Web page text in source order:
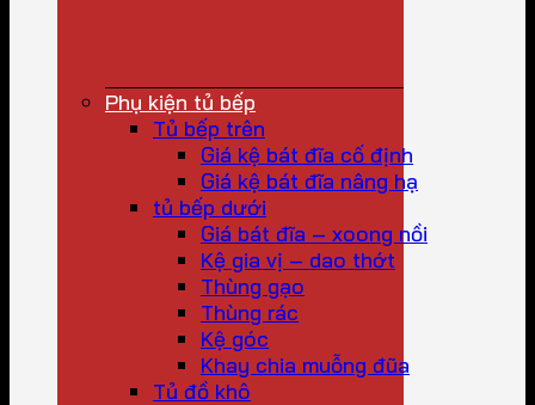
Phụ kiện tủ bếp
Tủ bếp trên
Giá kệ bát đĩa cố định
Giá kệ bát đĩa nâng hạ
tủ bếp dưới
Giá bát đĩa – xoong nồi
Kệ gia vị – dao thớt
Thùng gạo
Thùng rác
Kệ góc
Khay chia muỗng đũa
Tủ đồ khô